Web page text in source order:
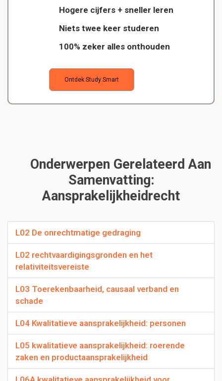
Hogere cijfers + sneller leren
Niets twee keer studeren
100% zeker alles onthouden
Ontdek Study Smart
Onderwerpen Gerelateerd Aan
Samenvatting:
Aansprakelijkheidrecht
L02 De onrechtmatige gedraging
L02 rechtvaardigingsgronden en het
relativiteitsvereiste
L03 Toerekenbaarheid, causaal verband en
schade
L04 Kwalitatieve aansprakelijkheid: personen
L05 kwalitatieve aansprakelijkheid: roerende
zaken en productaansprakelijkheid